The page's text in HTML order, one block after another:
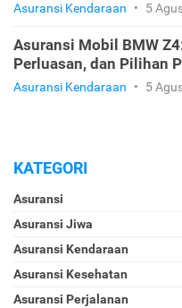
Asuransi Kendaraan • 5
Asuransi Mobil BMW
Perluasan, dan Pilihan
Asuransi Kendaraan • 5
KATEGORI
Asuransi
Asuransi Jiwa
Asuransi Kendaraan
Asuransi Kesehatan
Asuransi Perjalanan